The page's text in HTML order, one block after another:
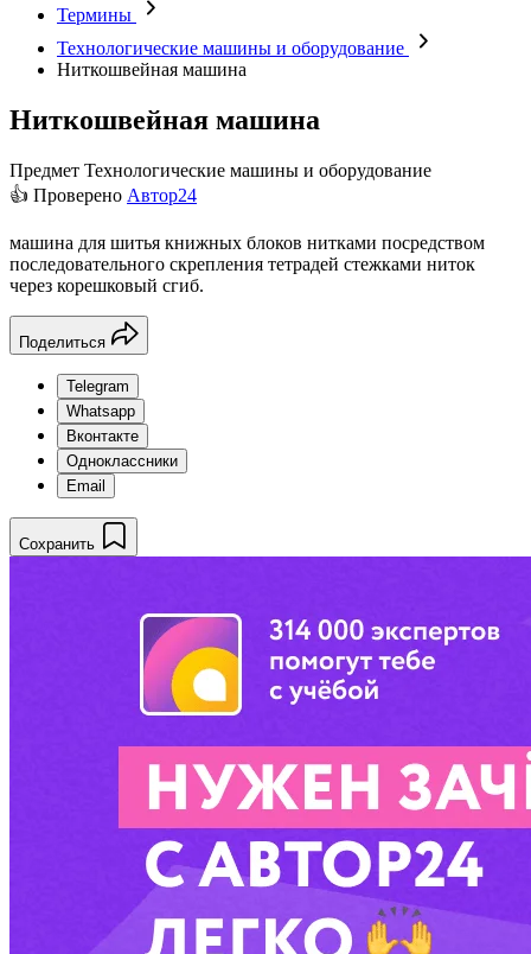
Термины
Технологические машины и оборудование
Ниткошвейная машина
Ниткошвейная машина
Предмет Технологические машины и оборудование
👍 Проверено Автор24
машина для шитья книжных блоков нитками посредством
последовательного скрепления тетрадей стежками ниток
через корешковый сгиб.
Поделиться
Telegram
Whatsapp
Вконтакте
Одноклассники
Email
Сохранить